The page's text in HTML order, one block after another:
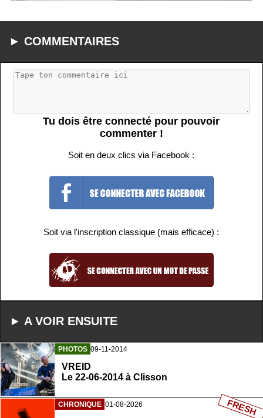
► COMMENTAIRES
Tu dois être connecté pour pouvoir
commenter !
Soit en deux clics via Facebook :
Soit via l'inscription classique (mais efficace) :
► A VOIR ENSUITE
PHOTOS 09-11-2014
VREID
Le 22-06-2014 à Clisson
CHRONIQUE 01-08-2026 FRESH